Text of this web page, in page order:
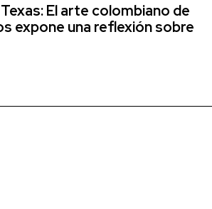
El arte colombiano de
expone una reflexión sobre